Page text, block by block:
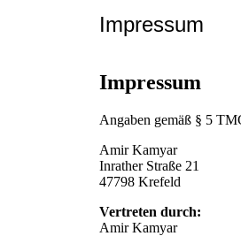
Impressum
Impressum
Angaben gemäß § 5
Amir Kamyar
Inrather Straße 21
47798 Krefeld
Vertreten durch:
Amir Kamyar